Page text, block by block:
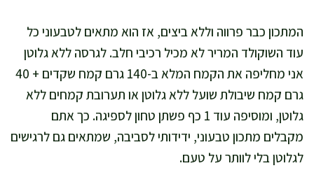
המתכון כבר פרווה וללא ביצים, אז הוא מתאים לטבעוני כל
עוד השוקולד המריר לא מכיל רכיבי חלב. לגרסה ללא גלוטן
אני מחליפה את הקמח המלא ב-140 גרם קמח שקדים + 40
גרם קמח שיבולת שועל ללא גלוטן או תערובת קמחים ללא
גלוטן, ומוסיפה עוד 1 כף פשתן טחון לספיגה. כך אתם
מקבלים מתכון טבעוני, ידידותי לסביבה, שמתאים גם לרגישים
לגלוטן בלי לוותר על טעם.